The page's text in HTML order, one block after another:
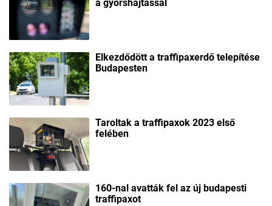
a gyorshajtással
Elkezdődött a traffipaxerdő telepítése
Budapesten
Taroltak a traffipaxok 2023 első
felében
160-nal avatták fel az új budapesti
traffipaxot